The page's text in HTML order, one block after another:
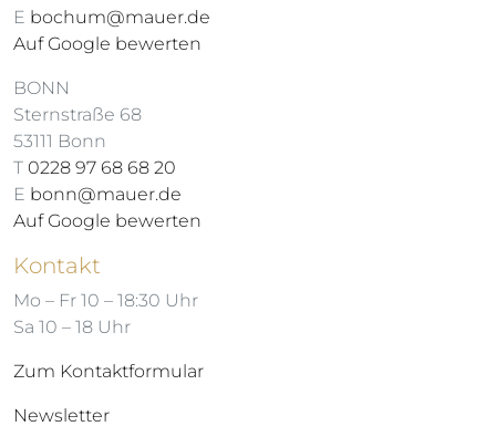
E bochum@mauer.de
Auf Google bewerten
BONN
Sternstraße 68
53111 Bonn
T 0228 97 68 68 20
E bonn@mauer.de
Auf Google bewerten
Kontakt
Mo – Fr 10 – 18:30 Uhr
Sa 10 – 18 Uhr
Zum Kontaktformular
Newsletter